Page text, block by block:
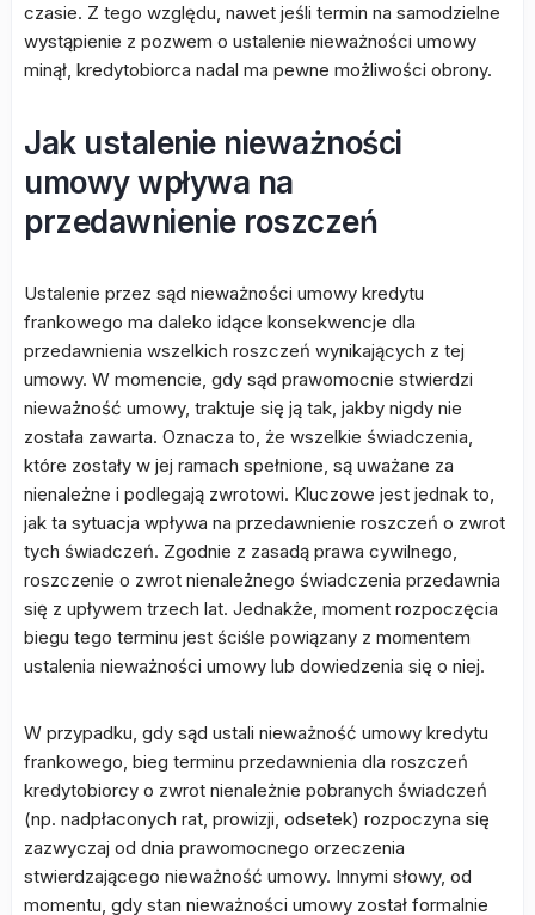
czasie. Z tego względu, nawet jeśli termin na samodzielne
wystąpienie z pozwem o ustalenie nieważności umowy
minął, kredytobiorca nadal ma pewne możliwości obrony.
Jak ustalenie nieważności
umowy wpływa na
przedawnienie roszczeń
Ustalenie przez sąd nieważności umowy kredytu
frankowego ma daleko idące konsekwencje dla
przedawnienia wszelkich roszczeń wynikających z tej
umowy. W momencie, gdy sąd prawomocnie stwierdzi
nieważność umowy, traktuje się ją tak, jakby nigdy nie
została zawarta. Oznacza to, że wszelkie świadczenia,
które zostały w jej ramach spełnione, są uważane za
nienależne i podlegają zwrotowi. Kluczowe jest jednak to,
jak ta sytuacja wpływa na przedawnienie roszczeń o zwrot
tych świadczeń. Zgodnie z zasadą prawa cywilnego,
roszczenie o zwrot nienależnego świadczenia przedawnia
się z upływem trzech lat. Jednakże, moment rozpoczęcia
biegu tego terminu jest ściśle powiązany z momentem
ustalenia nieważności umowy lub dowiedzenia się o niej.
W przypadku, gdy sąd ustali nieważność umowy kredytu
frankowego, bieg terminu przedawnienia dla roszczeń
kredytobiorcy o zwrot nienależnie pobranych świadczeń
(np. nadpłaconych rat, prowizji, odsetek) rozpoczyna się
zazwyczaj od dnia prawomocnego orzeczenia
stwierdzającego nieważność umowy. Innymi słowy, od
momentu, gdy stan nieważności umowy został formalnie